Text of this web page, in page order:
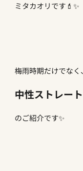
ミタカオリです💄✨
梅雨時期だけでな
中性ストレー
のご紹介です✨